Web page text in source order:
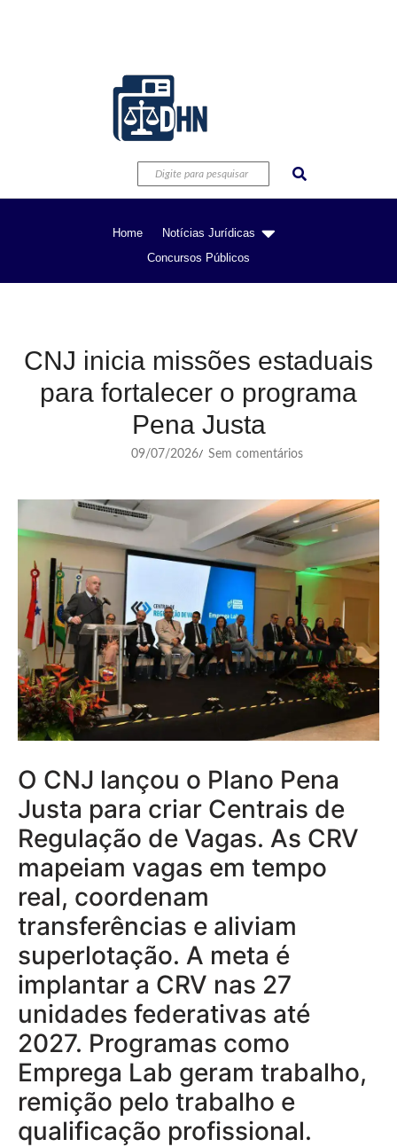
Home
Notícias Jurídicas
Concursos Públicos
CNJ inicia missões estaduais
para fortalecer o programa
Pena Justa
09/07/2026/ Sem comentários
O CNJ lançou o Plano Pena
Justa para criar Centrais de
Regulação de Vagas. As CRV
mapeiam vagas em tempo
real, coordenam
transferências e aliviam
superlotação. A meta é
implantar a CRV nas 27
unidades federativas até
2027. Programas como
Emprega Lab geram trabalho,
remição pelo trabalho e
qualificação profissional.